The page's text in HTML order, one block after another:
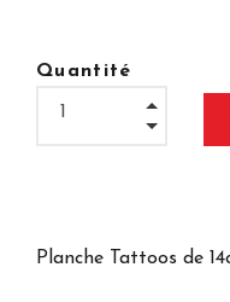
Quantité
Planche Tattoos de